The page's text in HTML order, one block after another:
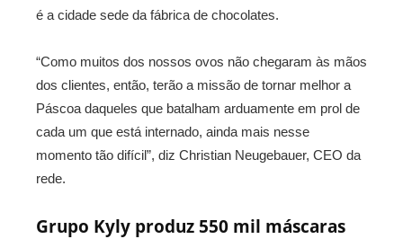
é a cidade sede da fábrica de chocolates.
“Como muitos dos nossos ovos não chegaram às mãos
dos clientes, então, terão a missão de tornar melhor a
Páscoa daqueles que batalham arduamente em prol de
cada um que está internado, ainda mais nesse
momento tão difícil”, diz Christian Neugebauer, CEO da
rede.
Grupo Kyly produz 550 mil máscaras